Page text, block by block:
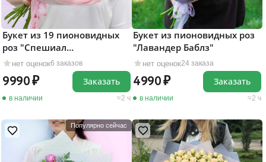
нет оценок6 заказов
Букет из 19 пионовидных
роз "Спешиал
Дайменшенс"
9990
в наличии 2 ч
Заказать
нет оценок24 заказа
Букет из пионовидных роз
"Лавандер Баблз"
4990
в наличии 2 ч
Заказать
Популярно сейчас